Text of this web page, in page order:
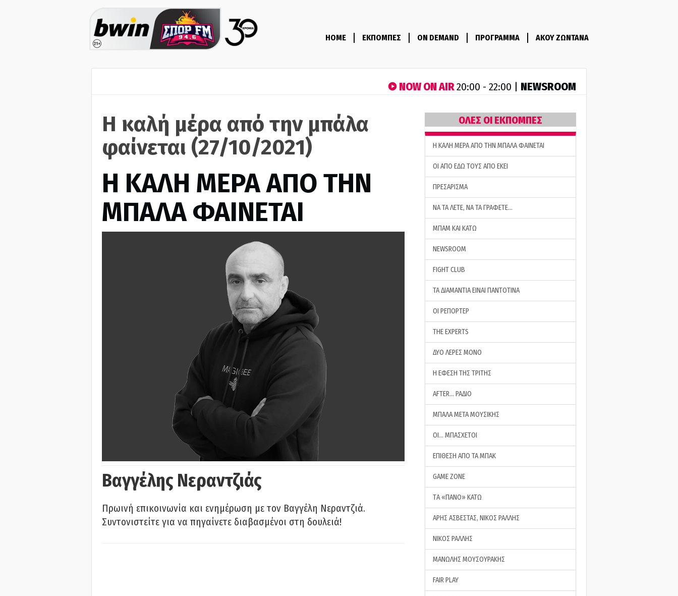
HOME ΕΚΠΟΜΠΕΣ ON DEMAND ΠΡΟΓΡΑΜΜΑ ΑΚΟΥ ΖΩΝΤΑΝΑ
NOW ON AIR20:00 - 22:00 | NEWSROOM
Η καλή μέρα από την μπάλα
φαίνεται (27/10/2021)
H ΚΑΛΗ ΜΕΡΑ ΑΠΟ ΤΗΝ
ΜΠΑΛΑ ΦΑΙΝΕΤΑΙ
Βαγγέλης Νεραντζιάς
Πρωινή επικοινωνία και ενημέρωση με τον Βαγγέλη Νεραντζιά.
Συντονιστείτε για να πηγαίνετε διαβασμένοι στη δουλειά!
ΟΛΕΣ ΟΙ ΕΚΠΟΜΠΕΣ
H ΚΑΛΗ ΜΕΡΑ ΑΠΟ ΤΗΝ ΜΠΑΛΑ ΦΑΙΝΕΤΑΙ
ΟΙ ΑΠΟ ΕΔΩ ΤΟΥΣ ΑΠΟ ΕΚΕΙ
ΠΡΕΣΑΡΙΣΜΑ
ΝΑ ΤΑ ΛΕΤΕ, ΝΑ ΤΑ ΓΡΑΦΕΤΕ…
ΜΠΑΜ ΚΑΙ ΚΑΤΩ
NEWSROOM
FIGHT CLUB
ΤΑ ΔΙΑΜΑΝΤΙΑ ΕΙΝΑΙ ΠΑΝΤΟΤΙΝΑ
ΟΙ ΡΕΠΟΡΤΕΡ
THE EXPERTS
ΔΥΟ ΛΕΡΕΣ ΜΟΝΟ
Η ΕΦΕΣΗ ΤΗΣ ΤΡΙΤΗΣ
AFTER… ΡΑΔΙΟ
ΜΠΑΛΑ ΜΕΤΑ ΜΟΥΣΙΚΗΣ
ΟΙ… ΜΠΑΣΧΕΤΟΙ
ΕΠΙΘΕΣΗ ΑΠΟ ΤΑ ΜΠΑΚ
GAME ZONE
ΤA «ΠΑΝΟ» ΚΑΤΩ
ΑΡΗΣ ΑΣΒΕΣΤΑΣ, ΝΙΚΟΣ ΡΑΛΛΗΣ
ΝΙΚΟΣ ΡΑΛΛΗΣ
ΜΑΝΩΛΗΣ ΜΟΥΣΟΥΡΑΚΗΣ
FAIR PLAY